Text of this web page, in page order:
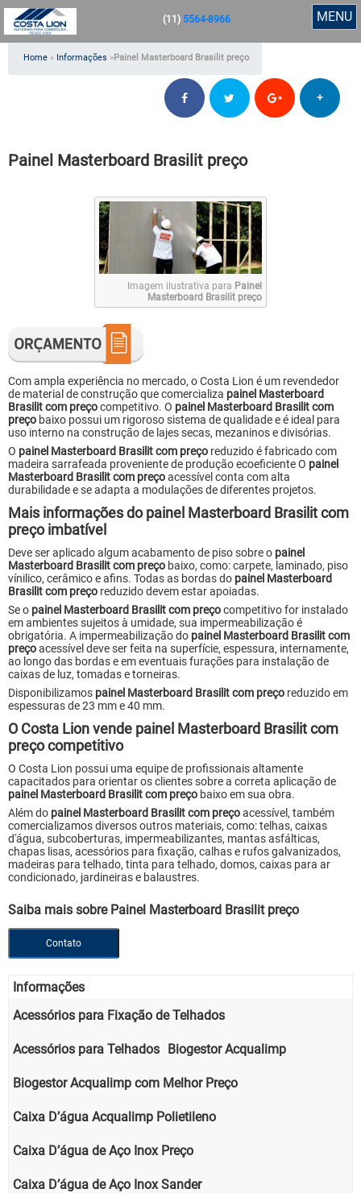
MENU
(11) 5564-8966
Home » Informações »Painel Masterboard Brasilit preço
+
Painel Masterboard Brasilit preço
Imagem ilustrativa para Painel
Masterboard Brasilit preço
Com ampla experiência no mercado, o Costa Lion é um revendedor
de material de construção que comercializa painel Masterboard
Brasilit com preçocompetitivo. O painel Masterboard Brasilit com
preço baixo possui um rigoroso sistema de qualidade e é ideal para
uso interno na construção de lajes secas, mezaninos e divisórias.
O painel Masterboard Brasilit com preço reduzido é fabricado com
madeira sarrafeada proveniente de produção ecoeficiente O painel
Masterboard Brasilit com preçoacessível conta com alta
durabilidade e se adapta a modulações de diferentes projetos.
Mais informações do painel Masterboard Brasilit com
preço imbatível
Deve ser aplicado algum acabamento de piso sobre o painel
Masterboard Brasilit com preço baixo, como: carpete, laminado, piso
vínilico, cerâmico e afins. Todas as bordas do painel Masterboard
Brasilit com preço reduzido devem estar apoiadas.
Se o painel Masterboard Brasilit com preçocompetitivo for instalado
em ambientes sujeitos à umidade, sua impermeabilização é
obrigatória. A impermeabilização do painel Masterboard Brasilit com
preçoacessível deve ser feita na superfície, espessura, internamente,
ao longo das bordas e em eventuais furações para instalação de
caixas de luz, tomadas e torneiras.
Disponibilizamos painel Masterboard Brasilit com preço reduzido em
espessuras de 23 mm e 40 mm.
O Costa Lion vende painel Masterboard Brasilit com
preço competitivo
O Costa Lion possui uma equipe de profissionais altamente
capacitados para orientar os clientes sobre a correta aplicação de
painel Masterboard Brasilit com preço baixo em sua obra.
Além do painel Masterboard Brasilit com preçoacessível, também
comercializamos diversos outros materiais, como: telhas, caixas
d'água, subcoberturas, impermeabilizantes, mantas asfálticas,
chapas lisas, acessórios para fixação, calhas e rufos galvanizados,
madeiras para telhado, tinta para telhado, domos, caixas para ar
condicionado, jardineiras e balaustres.
Saiba mais sobre Painel Masterboard Brasilit preço
Contato
Informações
Acessórios para Fixação de Telhados
Acessórios para Telhados Biogestor Acqualimp
Biogestor Acqualimp com Melhor Preço
Caixa D’água Acqualimp Polietileno
Caixa D’água de Aço Inox Preço
Caixa D’água de Aço Inox Sander